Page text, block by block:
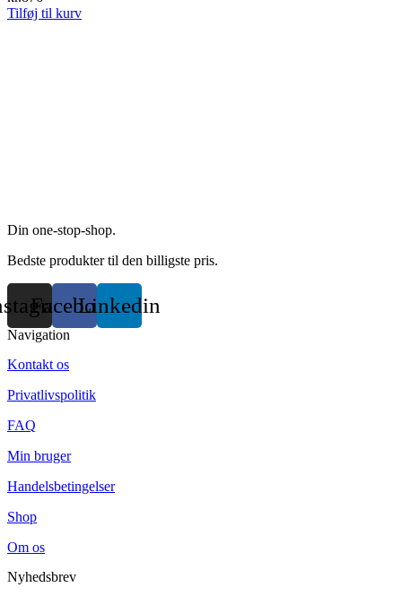
Tilføj til kurv
Din one-stop-shop.
Bedste produkter til den billigste pris.
FacebookLinkedin
Navigation
Kontakt os
Privatlivspolitik
FAQ
Min bruger
Handelsbetingelser
Shop
Om os
Nyhedsbrev